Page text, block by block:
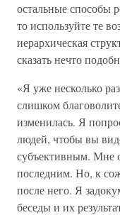
остальные способы
то используйте те
иерархическая
сказать нечто
«Я уже несколько
слишком
изменилась. Я
людей, чтобы вы
субъективным. Мне
последним. Но, к
после него. Я
беседы и их